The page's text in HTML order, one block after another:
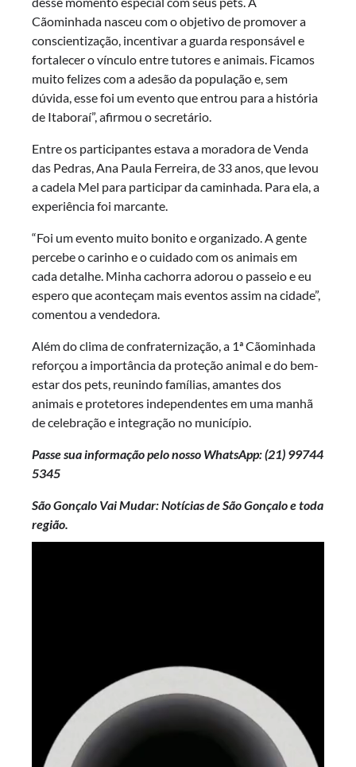
Cãominhada nasceu com o objetivo de promover a
conscientização, incentivar a guarda responsável e
fortalecer o vínculo entre tutores e animais. Ficamos
muito felizes com a adesão da população e, sem
dúvida, esse foi um evento que entrou para a história
de Itaboraí”, afirmou o secretário.
Entre os participantes estava a moradora de Venda
das Pedras, Ana Paula Ferreira, de 33 anos, que levou
a cadela Mel para participar da caminhada. Para ela, a
experiência foi marcante.
“Foi um evento muito bonito e organizado. A gente
percebe o carinho e o cuidado com os animais em
cada detalhe. Minha cachorra adorou o passeio e eu
espero que aconteçam mais eventos assim na cidade”,
comentou a vendedora.
Além do clima de confraternização, a 1ª Cãominhada
reforçou a importância da proteção animal e do bem-
estar dos pets, reunindo famílias, amantes dos
animais e protetores independentes em uma manhã
de celebração e integração no município.
Passe sua informação pelo nosso WhatsApp: (21) 99744
5345
São Gonçalo Vai Mudar: Notícias de São Gonçalo e toda
região.